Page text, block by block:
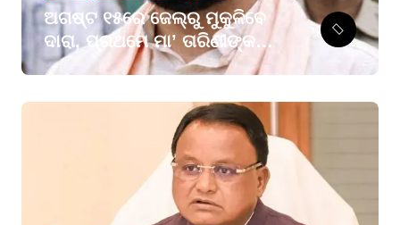
ଅଗଷ୍ଟ ୧୫ରେ ଜେଲ୍‌ରୁ ମୁକୁଳିବେ
ଦାରା, ପ୍ରଥମେ ମା’ ତାରିଣୀଙ୍କ
ଦର୍ଶନ କରିବେ